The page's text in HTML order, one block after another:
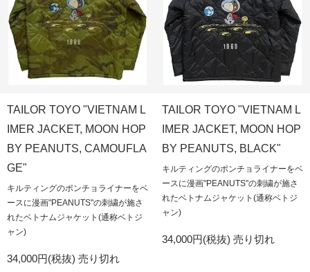
TAILOR TOYO "VIETNAM L
IMER JACKET, MOON HOP
BY PEANUTS, CAMOUFLA
GE"
キルティングのポンチョライナーをベ
ースに漫画"PEANUTS"の刺繍が施さ
れたベトナムジャケット(通称ベトジ
ャン)
34,000円(税抜) 売り切れ
TAILOR TOYO "VIETNAM L
IMER JACKET, MOON HOP
BY PEANUTS, BLACK"
キルティングのポンチョライナーをベ
ースに漫画"PEANUTS"の刺繍が施さ
れたベトナムジャケット(通称ベトジ
ャン)
34,000円(税抜) 売り切れ